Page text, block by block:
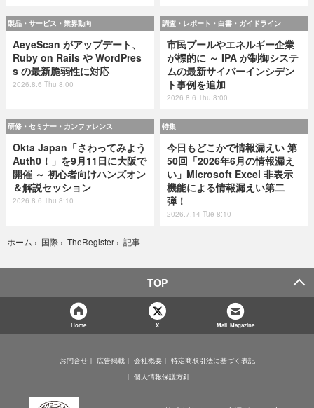
製品・サービス・業界動向
AeyeScan がアップデート、
Ruby on Rails や WordPres
s の最新脆弱性に対応
2026.8.6 Thu 8:00
調査・レポート・白書・ガイドライン
市民プールやエネルギー企業
が標的に ～ IPA が制御システ
ムの最新サイバーインシデン
ト事例を追加
2026.8.6 Thu 8:00
研修・セミナー・カンファレンス
Okta Japan「さわってみよう
Auth0！」を9月11日に大阪で
開催 ～ 初心者向けハンズオン
＆解説セッション
2026.8.6 Thu 8:10
特集
今日もどこかで情報漏えい 第
50回「2026年6月の情報漏え
い」Microsoft Excel 非表示
機能による情報漏えい第二
弾！
2026.7.14 Tue 8:10
ホーム › 国際 › TheRegister › 記事
TOP
Home X Mail Magazine
お問合せ 広告掲載 会社概要
特定商取引法に基づく表記
個人情報保護方針